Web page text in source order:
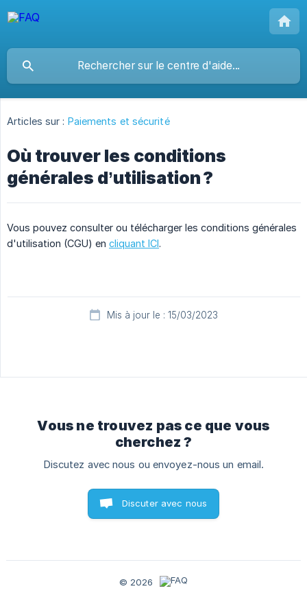
Articles sur : Paiements et sécurité
Où trouver les conditions
générales d’utilisation ?
Vous pouvez consulter ou télécharger les conditions générales
d'utilisation (CGU) en cliquant ICI.
Mis à jour le : 15/03/2023
Vous ne trouvez pas ce que vous
cherchez ?
Discutez avec nous ou envoyez-nous un email.
Discuter avec nous
© 2026